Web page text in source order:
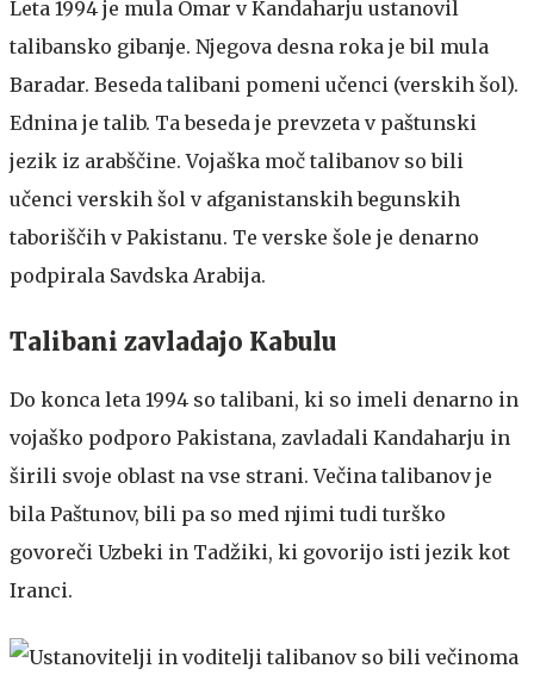
Leta 1994 je mula Omar v Kandaharju ustanovil
talibansko gibanje. Njegova desna roka je bil mula
Baradar. Beseda talibani pomeni učenci (verskih šol).
Ednina je talib. Ta beseda je prevzeta v paštunski
jezik iz arabščine. Vojaška moč talibanov so bili
učenci verskih šol v afganistanskih begunskih
taboriščih v Pakistanu. Te verske šole je denarno
podpirala Savdska Arabija.
Talibani zavladajo Kabulu
Do konca leta 1994 so talibani, ki so imeli denarno in
vojaško podporo Pakistana, zavladali Kandaharju in
širili svoje oblast na vse strani. Večina talibanov je
bila Paštunov, bili pa so med njimi tudi turško
govoreči Uzbeki in Tadžiki, ki govorijo isti jezik kot
Iranci.